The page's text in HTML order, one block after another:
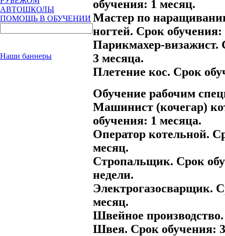
АВТОШКОЛЫ
ПОМОЩЬ В ОБУЧЕНИИ
Наши баннеры
обучения: 1 месяц.
Мастер по
ногтей. Срок обучения:
Парикмахер-визажист.
3 месяца.
Плетение кос. Срок
Обучение рабочим
Машинист (кочегар)
обучения: 1 месяца.
Оператор котельной.
месяц.
Стропальщик. Срок
недели.
Электрогазосварщик.
месяц.
Швейное производство.
Швея. Срок обучения: